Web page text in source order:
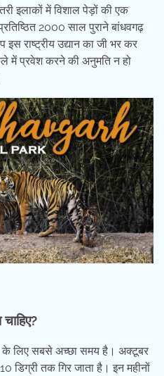
इलाकों में विशाल पेड़ों की एक
2000 साल पुराने बांधवगढ़
राष्ट्रीय उद्यान का जी भर कर
में प्रवेश करने की अनुमति न हो
के लिए सबसे अच्छा समय है। अक्टूबर
डिग्री तक गिर जाता है। इन महीनों